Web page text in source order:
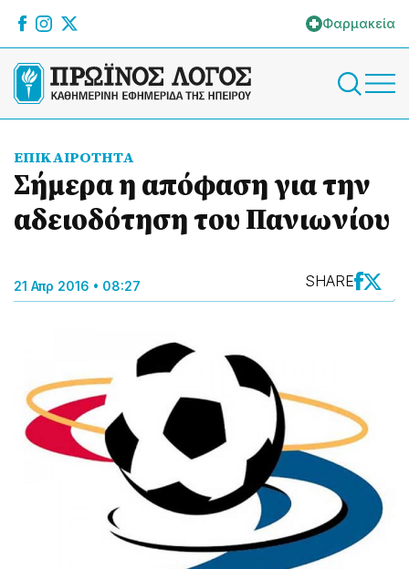
Φαρμακεία
ΕΠΙΚΑΙΡΟΤΗΤΑ
Σήμερα η απόφαση για την
αδειοδότηση του Πανιωνίου
21 Απρ 2016 • 08:27 SHARE